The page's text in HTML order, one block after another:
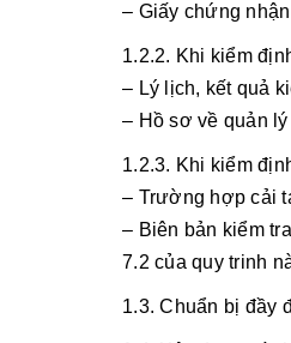
– Giấy chứng
1.2.2. Khi kiểm
– Lý lịch, kết quả
– Hồ sơ về quản
1.2.3. Khi kiểm
– Trường hợp cải
– Biên bản kiểm
7.2 của quy trinh
1.3. Chuẩn bị đầy